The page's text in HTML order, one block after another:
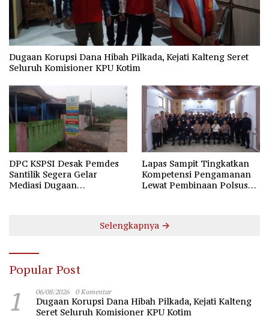
Dugaan Korupsi Dana Hibah Pilkada, Kejati Kalteng Seret
Seluruh Komisioner KPU Kotim
DPC KSPSI Desak Pemdes
Santilik Segera Gelar
Mediasi Dugaan
Lapas Sampit Tingkatkan
Kompetensi Pengamanan
Lewat Pembinaan Polsus
Selengkapnya
Popular Post
1 06/08/2026 0 Komentar
Dugaan Korupsi Dana Hibah Pilkada, Kejati Kalteng
Seret Seluruh Komisioner KPU Kotim